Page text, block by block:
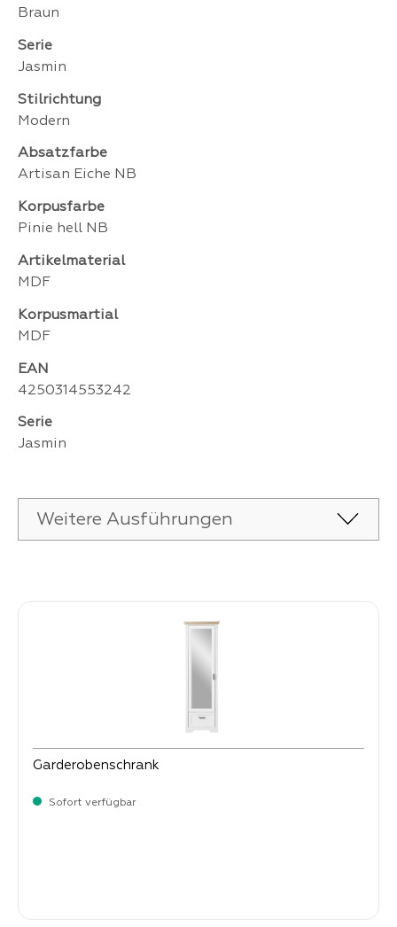
Braun
Serie
Jasmin
Stilrichtung
Modern
Absatzfarbe
Artisan Eiche NB
Korpusfarbe
Pinie hell NB
Artikelmaterial
MDF
Korpusmartial
MDF
EAN
4250314553242
Serie
Jasmin
Weitere Ausführungen
Garderobenschrank
Sofort verfügbar